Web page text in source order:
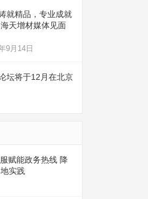
就精品，专业成就
天增材媒体见面
9月14日
坛将于12月在北京
赋能政务热线 降
实践